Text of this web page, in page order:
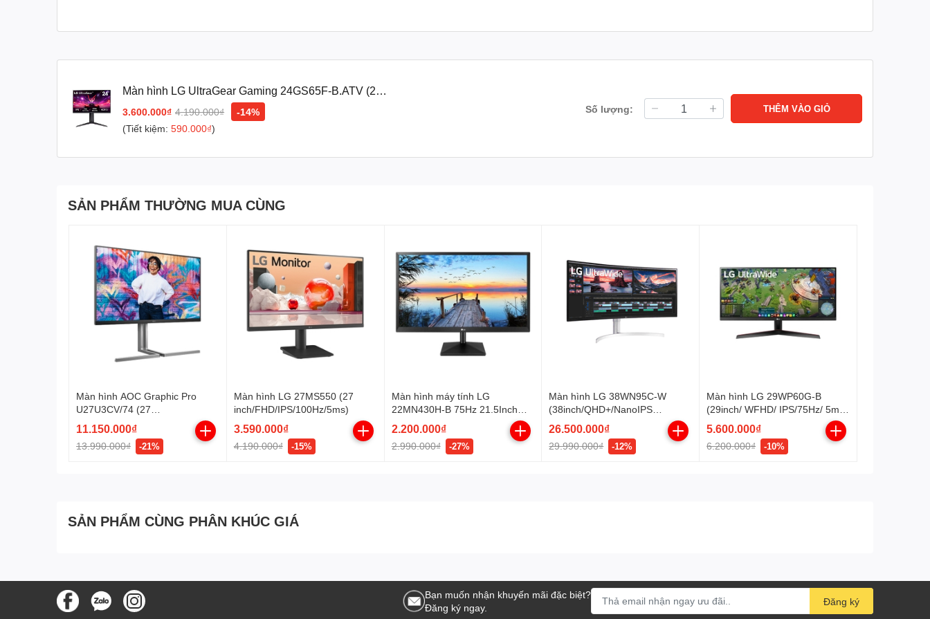
Màn hình LG UltraGear Gaming 24GS65F-B.ATV (24"
/ IPS / FHD / 180Hz / 1ms)
3.600.000₫ 4.190.000₫
-14%
(Tiết kiệm:590.000₫)
Số lượng: THÊM VÀO GIỎ
SẢN PHẨM THƯỜNG MUA CÙNG
Màn hình AOC Graphic Pro
U27U3CV/74 (27
Inch/UHD/NANO
IPS/60Hz/4ms/Loa/RJ45/HDR40
0/USB-C 96W)
11.150.000₫
13.990.000₫ -21%
Màn hình LG 27MS550 (27
inch/FHD/IPS/100Hz/5ms)
3.590.000₫
4.190.000₫ -15%
Màn hình máy tính LG
22MN430H-B 75Hz 21.5Inch
IPS
2.200.000₫
2.990.000₫ -27%
Màn hình LG 38WN95C-W
(38inch/QHD+/NanoIPS
/144hz/1ms/450nits
/HDMI+DP+USB-
C+Audio/GSync/Cong)
26.500.000₫
29.990.000₫ -12%
Màn hình LG 29WP60G-B
(29inch/ WFHD/ IPS/75Hz/ 5ms/
200nits/
HDMI+DP+USBC+Audio/
FreeSync) (29WP60G-B.ATV)
5.600.000₫
6.200.000₫ -10%
SẢN PHẨM CÙNG PHÂN KHÚC GIÁ
Bạn muốn nhận khuyến mãi đặc biệt?
Đăng ký ngay.
Đăng ký